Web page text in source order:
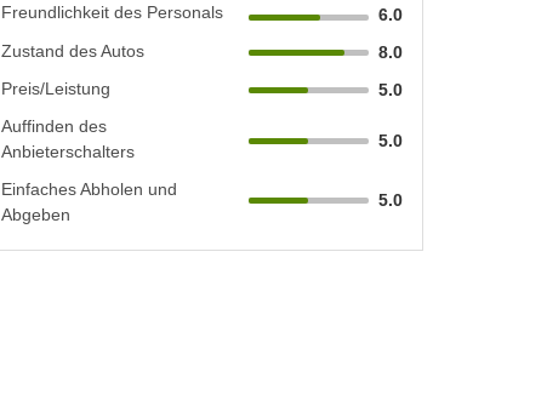
Freundlichkeit des Personals
6.0
Zustand des Autos
8.0
Preis/Leistung
5.0
Auffinden des
Anbieterschalters
5.0
Einfaches Abholen und
Abgeben
5.0